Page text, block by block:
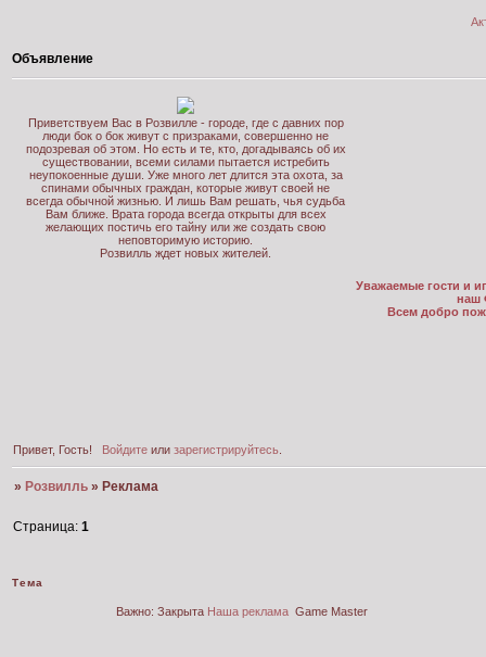
Объявление
Приветствуем Вас в Розвилле - городе, где с давних пор
люди бок о бок живут с призраками, совершенно не
подозревая об этом. Но есть и те, кто, догадываясь об их
существовании, всеми силами пытается истребить
неупокоенные души. Уже много лет длится эта охота, за
спинами обычных граждан, которые живут своей не
всегда обычной жизнью. И лишь Вам решать, чья судьба
Вам ближе. Врата города всегда открыты для всех
желающих постичь его тайну или же создать свою
неповторимую историю.
Розвилль ждет новых жителей.
Уважаемые гости и
наш
Всем добро
Привет, Гость! Войдитеили зарегистрируйтесь.
» Розвилль » Реклама
Страница:1
Тема
Важно: Закрыта Наша реклама Game Master